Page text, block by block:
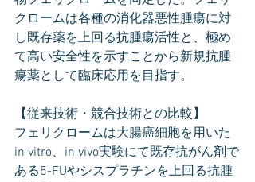
クロームは各種の消化器悪性腫瘍に対
し既存薬を上回る抗腫瘍活性と、極め
て高い安全性を示すことから新規抗腫
瘍薬として臨床応用を目指す。
【従来技術・競合技術との比較】
フェリクロームは大腸癌細胞を用いた
in vitro、in vivo実験にて既存抗がん剤で
ある5-FUやシスプラチンを上回る抗腫